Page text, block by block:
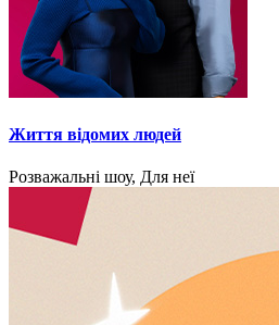
Життя відомих людей
Розважальні шоу, Для неї